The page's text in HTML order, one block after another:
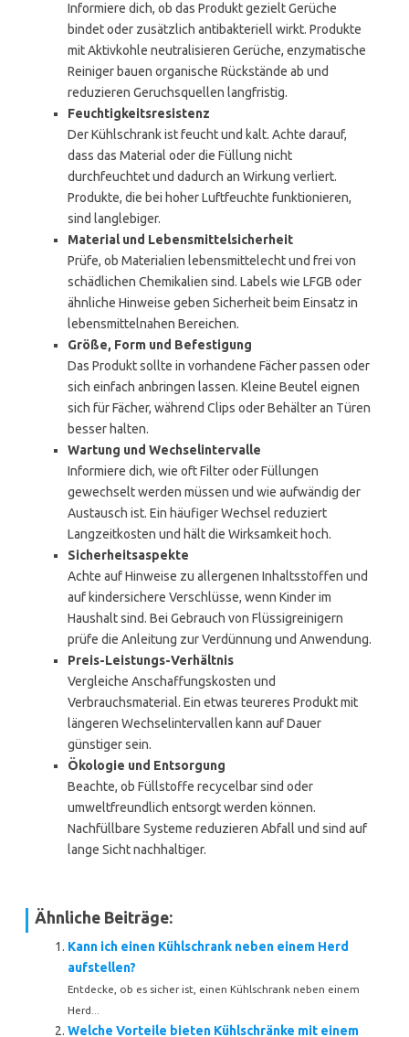
Informiere dich, ob das Produkt gezielt Gerüche
bindet oder zusätzlich antibakteriell wirkt. Produkte
mit Aktivkohle neutralisieren Gerüche, enzymatische
Reiniger bauen organische Rückstände ab und
reduzieren Geruchsquellen langfristig.
Feuchtigkeitsresistenz
Der Kühlschrank ist feucht und kalt. Achte darauf,
dass das Material oder die Füllung nicht
durchfeuchtet und dadurch an Wirkung verliert.
Produkte, die bei hoher Luftfeuchte funktionieren,
sind langlebiger.
Material und Lebensmittelsicherheit
Prüfe, ob Materialien lebensmittelecht und frei von
schädlichen Chemikalien sind. Labels wie LFGB oder
ähnliche Hinweise geben Sicherheit beim Einsatz in
lebensmittelnahen Bereichen.
Größe, Form und Befestigung
Das Produkt sollte in vorhandene Fächer passen oder
sich einfach anbringen lassen. Kleine Beutel eignen
sich für Fächer, während Clips oder Behälter an Türen
besser halten.
Wartung und Wechselintervalle
Informiere dich, wie oft Filter oder Füllungen
gewechselt werden müssen und wie aufwändig der
Austausch ist. Ein häufiger Wechsel reduziert
Langzeitkosten und hält die Wirksamkeit hoch.
Sicherheitsaspekte
Achte auf Hinweise zu allergenen Inhaltsstoffen und
auf kindersichere Verschlüsse, wenn Kinder im
Haushalt sind. Bei Gebrauch von Flüssigreinigern
prüfe die Anleitung zur Verdünnung und Anwendung.
Preis-Leistungs-Verhältnis
Vergleiche Anschaffungskosten und
Verbrauchsmaterial. Ein etwas teureres Produkt mit
längeren Wechselintervallen kann auf Dauer
günstiger sein.
Ökologie und Entsorgung
Beachte, ob Füllstoffe recycelbar sind oder
umweltfreundlich entsorgt werden können.
Nachfüllbare Systeme reduzieren Abfall und sind auf
lange Sicht nachhaltiger.
Ähnliche Beiträge:
Kann ich einen Kühlschrank neben einem Herd
aufstellen?
Entdecke, ob es sicher ist, einen Kühlschrank neben einem
Herd...
Welche Vorteile bieten Kühlschränke mit einem